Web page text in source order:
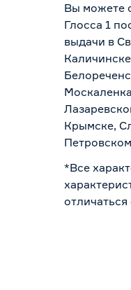
Вы можете
Глосса 1
выдачи в
Крымске,
*Все